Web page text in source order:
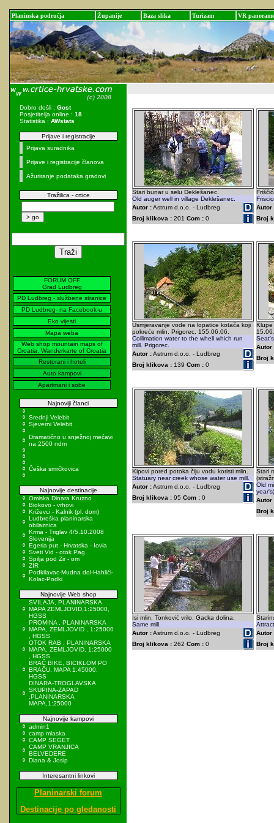
Planinska područja Županije Baza slika Turizam VR panorame
Dobro došli : Gost
Posjetitelja online : 18
Statistika : AWstats
Prijave i registracije
Prijava suradnika
Prijave i registracije članova
Ažuriranje podataka gradovi
Tražilica - crtice
FORUM OFF
Grad Ludbreg
PD Ludbreg - službene stranice
PD Ludbreg- na Facebook-u
Eko vijesti
Mapa weba
Web shop mountain maps of
Croatia, Wanderkarte of Croatia
Restorani i hoteli
Auto kampovi
Apartmani i sobe
Najnoviji članci
Srednji Velebit
Sjeverni Velebit
Dramatično u snježnoj mećavi
na 2500 ndm
Češka smrčkovica
Najnovije destinacije
Omiska Dinara Kruzno
Biokovo - vrhovi
Križevci - Kalnik (pl. dom)
Ludbreška planinarska
obilaznica
Krma - Triglav 4/5.10.2008
Slovenija
Egeria put - Hrvatska - Iovia
Sveti Vid - otok Pag
Spilja pod Zir - om
ZIR
Podkilavac-Mudna dol-Hahlići-
Kolac-Podki
Najnovije Web shop
SVILAJA, PLANINARSKA
MAPA ZEMLJOVID,1:25000,
HGSS
PROMINA , PLANINARSKA
MAPA, ZEMLJOVID , 1:25000
, HGSS
OTOK RAB , PLANINARSKA
MAPA, ZEMLJOVID, 1:25000
, HGSS
BRAČ BIKE, BICIKLOM PO
BRAČU, MAPA 1:45000,
HGSS
DINARA-TROGLAVSKA
SKUPINA-ZAPAD
,PLANINARSKA
MAPA,1:25000
Najnovije kampovi
admin1
camp mlaska
CAMP SEGET
CAMP VRANJICA
BELVEDERE
Diana & Josip
Interesantni linkovi
Planinarski forum
Destinacije po gledanosti
Stari bunar u selu Deklešanec.
Old auger well in village Deklešanec.
Autor :Astrum d.o.o. - Ludbreg
Broj klikova : 201 Com : 0
Autor
Broj
Usmjeravanje vode na lopatice kotača koji
pokreće mlin. Prigorec. 155.06.06.
Collimation water to the whell which run
mill. Prigorec.
Autor :Astrum d.o.o. - Ludbreg
Broj klikova : 139 Com : 0
Klupe
Autor
Broj
Kipovi pored potoka čiju vodu koristi mlin.
Statuary near creek whose water use mill.
Autor :Astrum d.o.o. - Ludbreg
Broj klikova : 95 Com : 0
Stari
Old
Autor
Broj
Isi mlin. Tonković vrilo. Gacka dolina.
Same mill.
Autor :Astrum d.o.o. - Ludbreg
Broj klikova : 262 Com : 0
Autor
Broj